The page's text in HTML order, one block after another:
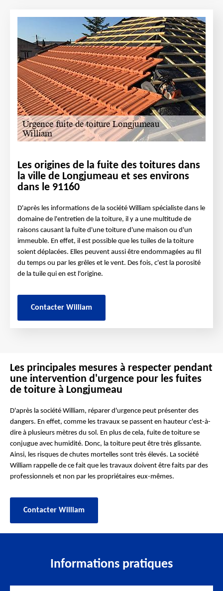
Les origines de la fuite des toitures dans
la ville de Longjumeau et ses environs
dans le 91160
D'après les informations de la société William spécialiste dans le
domaine de l'entretien de la toiture, il y a une multitude de
raisons causant la fuite d'une toiture d'une maison ou d'un
immeuble. En effet, il est possible que les tuiles de la toiture
soient déplacées. Elles peuvent aussi être endommagées au fil
du temps ou par les grêles et le vent. Des fois, c'est la porosité
de la tuile qui en est l'origine.
Contacter William
Les principales mesures à respecter pendant
une intervention d'urgence pour les fuites
de toiture à Longjumeau
D'après la société William, réparer d'urgence peut présenter des
dangers. En effet, comme les travaux se passent en hauteur c'est-à-
dire à plusieurs mètres du sol. En plus de cela, fuite de toiture se
conjugue avec humidité. Donc, la toiture peut être très glissante.
Ainsi, les risques de chutes mortelles sont très élevés. La société
William rappelle de ce fait que les travaux doivent être faits par des
professionnels et non par les propriétaires eux-mêmes.
Contacter William
Informations pratiques